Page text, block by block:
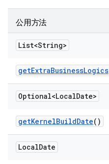
公用方法
List<String>
getExtraBusinessLogics
Optional<LocalDate>
getKernelBuildDate()
LocalDate